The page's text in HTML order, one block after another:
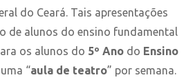
do Ceará. Tais apresentações
de alunos do ensino fundamental
os alunos do 5º Ano do Ensino
“aula de teatro” por semana.